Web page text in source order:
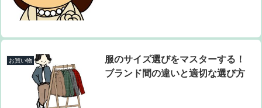
お買い物
服のサイズ選びをマスターする！
ブランド間の違いと適切な選び方